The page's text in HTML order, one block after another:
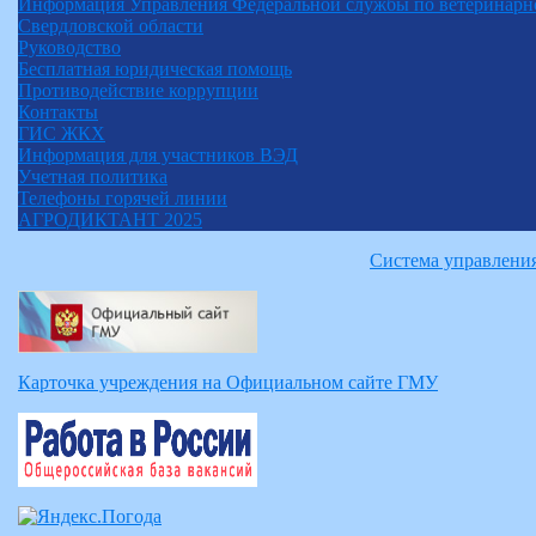
Информация Управления Федеральной службы по
Свердловской области
Руководство
Бесплатная юридическая помощь
Противодействие коррупции
Контакты
ГИС ЖКХ
Информация для участников ВЭД
Учетная политика
Телефоны горячей линии
АГРОДИКТАНТ 2025
Система
Карточка учреждения на Официальном сайте ГМУ